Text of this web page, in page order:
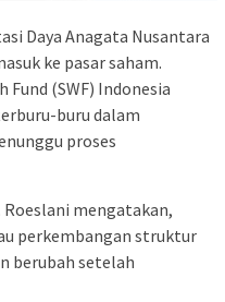
Daya Anagata Nusantara
ke pasar saham.
(SWF) Indonesia
buru dalam
proses
Roeslani mengatakan,
perkembangan struktur
berubah setelah